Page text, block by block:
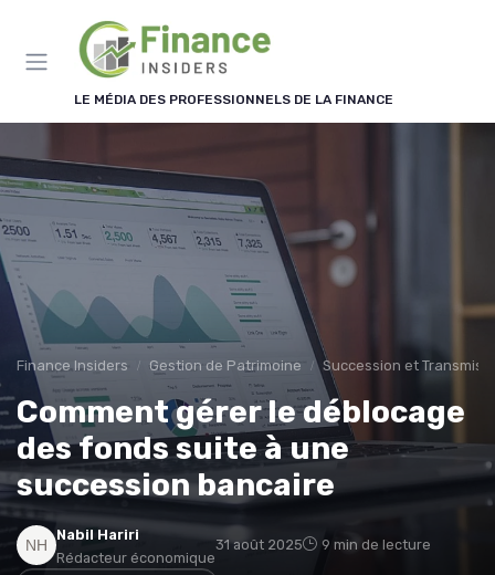
LE MÉDIA DES PROFESSIONNELS DE LA FINANCE
Finance Insiders Gestion de Patrimoine Succession et
Comment gérer le déblocage
des fonds suite à une
succession bancaire
Nabil Hariri
Rédacteur économique
31 août 2025 9 min de lecture